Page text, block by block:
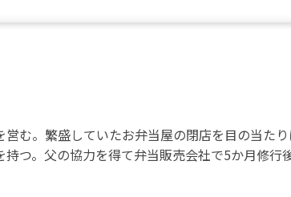
む。繁盛していたお弁当屋の閉店を目の当た
つ。父の協力を得て弁当販売会社で5か月修行